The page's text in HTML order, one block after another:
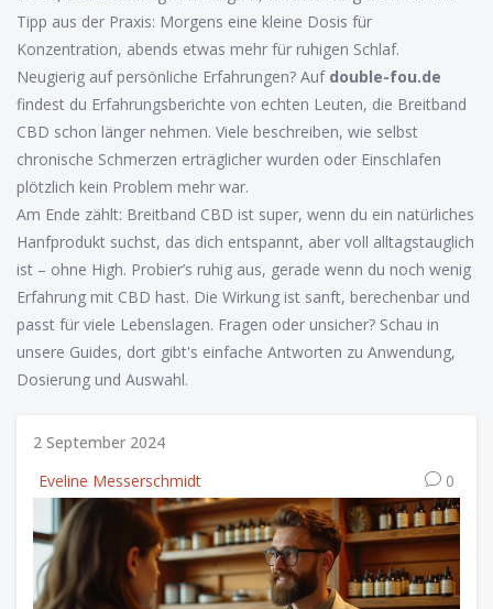
Tipp aus der Praxis: Morgens eine kleine Dosis für
Konzentration, abends etwas mehr für ruhigen Schlaf.
Neugierig auf persönliche Erfahrungen? Auf double-fou.de
findest du Erfahrungsberichte von echten Leuten, die Breitband
CBD schon länger nehmen. Viele beschreiben, wie selbst
chronische Schmerzen erträglicher wurden oder Einschlafen
plötzlich kein Problem mehr war.
Am Ende zählt: Breitband CBD ist super, wenn du ein natürliches
Hanfprodukt suchst, das dich entspannt, aber voll alltagstauglich
ist – ohne High. Probier’s ruhig aus, gerade wenn du noch wenig
Erfahrung mit CBD hast. Die Wirkung ist sanft, berechenbar und
passt für viele Lebenslagen. Fragen oder unsicher? Schau in
unsere Guides, dort gibt's einfache Antworten zu Anwendung,
Dosierung und Auswahl.
2 September 2024
Eveline Messerschmidt
0